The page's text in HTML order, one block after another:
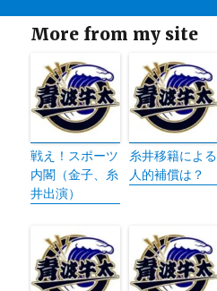
More from my site
戦え！スポーツ
内閣（金子、糸
井出演）
糸井移籍による
人的補償は？